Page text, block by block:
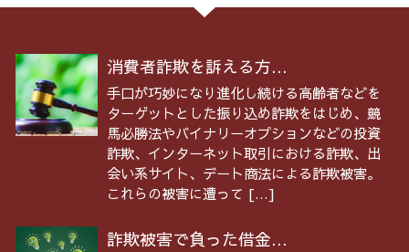
消費者詐欺を訴える方...
手口が巧妙になり進化し続ける高齢者などを
ターゲットとした振り込め詐欺をはじめ、競
馬必勝法やバイナリーオプションなどの投資
詐欺、インターネット取引における詐欺、出
会い系サイト、デート商法による詐欺被害。
これらの被害に遭って […]
詐欺被害で負った借金...